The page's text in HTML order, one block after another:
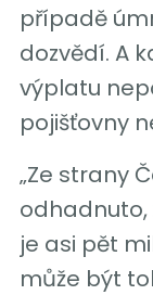
případě
dozvědí. A
výplatu
pojišťovny
„Ze strany
odhadnuto,
je asi pět
může být